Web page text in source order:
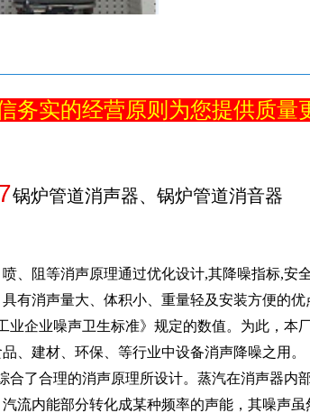
务实的经营原则为您提供质量
锅炉管道消声器、锅炉管道消音器
、阻等消声原理通过优化设计,其降噪指标,安
有消声量大、体积小、重量轻及安装方便的优
企业噪声卫生标准》规定的数值。为此，本
、建材、环保、等行业中设备消声降噪之用。
了合理的消声原理所设计。蒸汽在消声器内
流内能部分转化成某种频率的声能，其噪声虽